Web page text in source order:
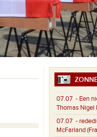
07.07 - Een
Thomas Nigel
07.07 -
McFarland